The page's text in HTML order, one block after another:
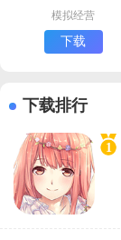
中文版下载
模拟经营
下载
下载排行
1